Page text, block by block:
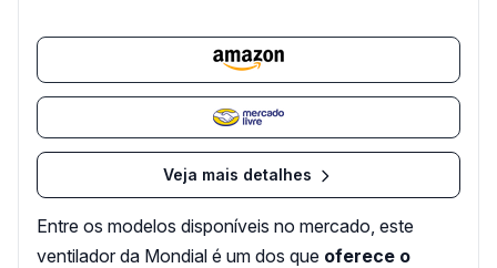
Veja mais detalhes
Entre os modelos disponíveis no mercado, este
ventilador da Mondial é um dos que oferece o